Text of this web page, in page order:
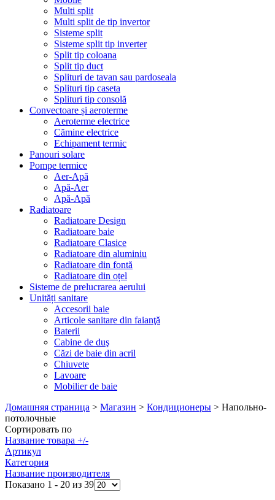
Multi split
Multi split de tip invertor
Sisteme split
Sisteme split tip inverter
Split tip coloana
Split tip duct
Splituri de tavan sau pardoseala
Splituri tip caseta
Splituri tip consolă
Convectoare și aeroterme
Aeroterme electrice
Cămine electrice
Echipament termic
Panouri solare
Pompe termice
Aer-Apă
Apă-Aer
Apă-Apă
Radiatoare
Radiatoare Design
Radiatoare baie
Radiatoare Clasice
Radiatoare din aluminiu
Radiatoare din fontă
Radiatoare din oțel
Sisteme de prelucrarea aerului
Unități sanitare
Accesorii baie
Articole sanitare din faianţă
Baterii
Cabine de duş
Căzi de baie din acril
Chiuvete
Lavoare
Mobilier de baie
Домашняя страница > Магазин > Кондиционеры > Напольно-
потолочные
Сортировать по
Название товара +/-
Артикул
Категория
Название производителя
Показано 1 - 20 из 39